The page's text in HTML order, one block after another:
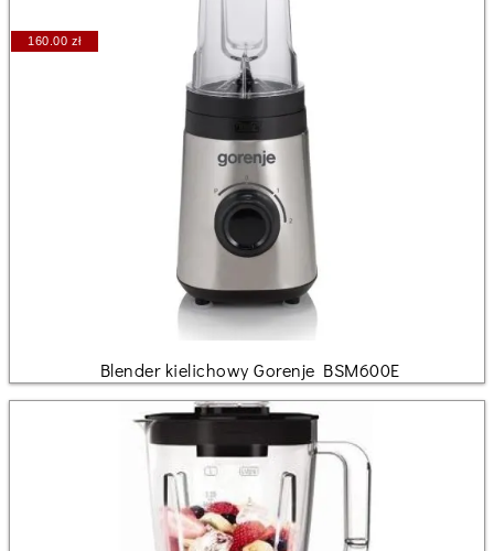
160.00 zł
Blender kielichowy Gorenje BSM600E